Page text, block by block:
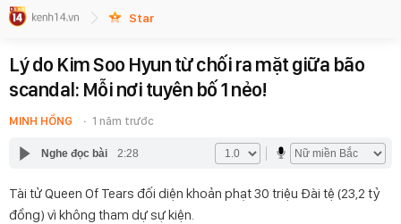
Star
Lý do Kim Soo Hyun từ chối ra mặt giữa bão
scandal: Mỗi nơi tuyên bố 1 nẻo!
MINH HỒNG 1 năm trước
Nghe đọc bài 2:28
Tài tử Queen Of Tears đối diện khoản phạt 30 triệu Đài tệ (23,2 tỷ
đồng) vì không tham dự sự kiện.